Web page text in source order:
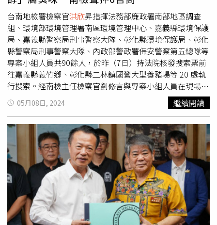
力，強調「家人文化」，嚴重破壞黨內民主集中制，違反政
治紀律、組織紀律、工作紀律，使集團內部政治生態嚴重惡
化，各級幹部員工深受其害。有人披露，前黨委書記、董事
長王 洪欣把公權當成私器，濫權妄為，大搞「貿易運動」
「關聯交易」「靠企吃企」，大力推行票據業務，虛假貿
易、空轉走單，肆意違規舉債融資，造成重大債務風險。喪
失紀法底線，實施家族式腐敗，指使直系親屬成立19家公
司，借用「公權」惠及「親屬」。還有人直言，王洪欣嚴重
違法違紀案例以及「十三種」畸形企業文化隱蔽性之深、危
害性之強、迷惑性之頑固，在自治區國有企業發展史上是前
所未有的，由此註定深入開展思想文化「揭批改」大討論活
動是一場持久的攻堅戰。
內的廢汙泥等廢棄物，挖坑露天回填廢棄物。南檢表示，養
豬場員工為掩人耳目，利用深夜不易被人察覺偷載運營建廢
棄物偷埋，每趟回填廢棄物依合法執行，需花2、30萬元，
台糖員工辦理招標卻未依法處理，造成環境與民怨，行徑可
惡。
台南地檢署檢察官洪欣昇指揮法務部廉政署南部地區調查
組、環境部環境管理署南區環境管理中心、嘉義縣環境保護
局、嘉義縣警察局刑事警察大隊、彰化縣環境保護局、彰化
縣警察局刑事警察大隊、內政部警政署保安警察第五總隊等
專案小組人員共90餘人，於昨（7日）持法院核發搜索票前
往嘉義縣義竹鄉、彰化縣二林鎮國營大型養豬場等 20 處執
行搜索。經南檢主任檢察官劉修言與專案小組人員在現場開
挖後，發現養豬場區內確有回填堆置養豬廢水處理流程產出
的廢污泥、營建廢棄物及棄置斃死豬之情事，廢污泥回填深
度達2至3公尺，現場開挖的土方散發出豬糞發酵腐敗臭味。
養豬場就地棄置之斃死禽畜。（圖／台南地檢署提供）經南
檢啟動團隊辦案模式，由10餘位檢察官協同複訊本件李姓被
告等5名公務員及梁姓被告等6名廠商、證人6人，並認其中
4名養豬場公務員與2名廠商涉犯違反廢棄物清理法第46條
第1項第3、4款、貪污治罪條例第6條第1項第4款圖利等罪
嫌，且有逃亡、串供、滅證之虞，均向法院聲請羈押禁見，
另有1名養豬場公務員及3名廠商分別交保新臺幣（下同）
20萬元、10萬元、10萬元、5萬元，其餘被告及證人訊後請
05月08日, 2024 繼續閱讀